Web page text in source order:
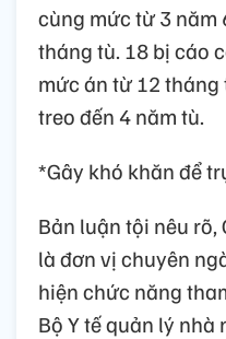
cùng mức từ 3 năm
tháng tù. 18 bị cáo
mức án từ 12
treo đến 4 năm tù.
*Gây khó khăn để
Bản luận tội nêu
là đơn vị chuyên
hiện chức năng
Bộ Y tế quản lý